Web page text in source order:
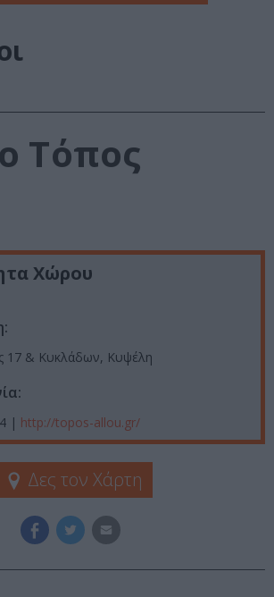
Τόπος
Χώρου
17 & Κυκλάδων, Κυψέλη
| http://topos-allou.gr/
Δες τον Χάρτη